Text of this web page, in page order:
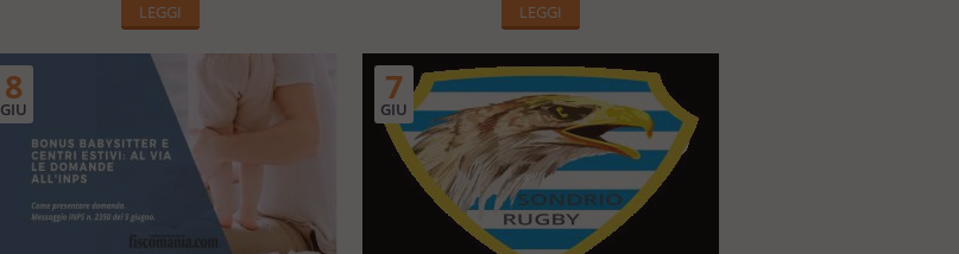
LEGGI LEGGI
8
GIU
7
GIU